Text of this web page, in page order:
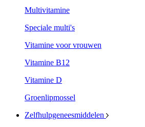
Multivitamine
Speciale multi's
Vitamine voor vrouwen
Vitamine B12
Vitamine D
Groenlipmossel
Zelfhulpgeneesmiddelen